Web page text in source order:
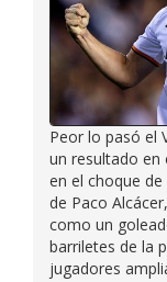
Peor lo pasó el
un resultado en
en el choque
de Paco
como un
barriletes de la
jugadores